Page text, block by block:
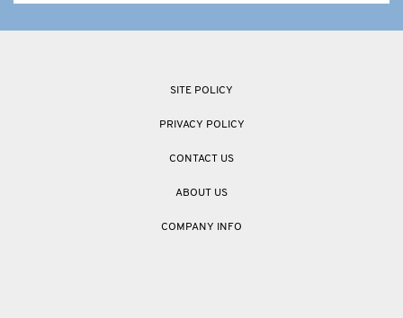
SITE POLICY
PRIVACY POLICY
CONTACT US
ABOUT US
COMPANY INFO